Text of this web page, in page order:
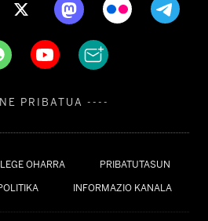
LEGE OHARRA PRIBATUTASUN
INFORMAZIO KANALA
PRIBATUA ----